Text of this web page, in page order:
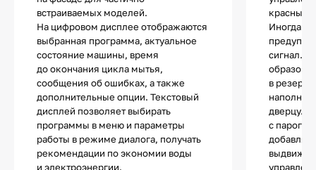
встраиваемых моделей.
На цифровом дисплее отображаются
выбранная программа, актуальное
состояние машины, время
до окончания цикла мытья,
сообщения об ошибках, а также
дополнительные опции. Текстовый
дисплей позволяет выбирать
программы в меню и параметры
работы в режиме диалога, получать
рекомендации по экономии воды
и электроэнергии.
красным,
Иногда о
сигнал. В
в
дверцу. В
с